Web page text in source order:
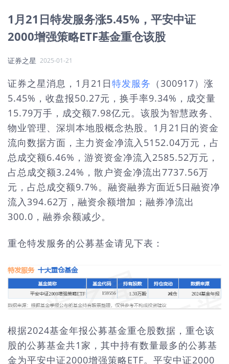
1月21日特发服务涨5.45%，平安中证
2000增强策略ETF基金重仓该股
证券之星 2025-01-21
证券之星消息，1月21日特发服务 （300917）涨
5.45%，收盘报50.27元，换手率9.34%，成交量
15.79万手，成交额7.98亿元。该股为智慧政务、
物业管理、深圳本地股概念热股。1月21日的资金
流向数据方面，主力资金净流入5152.04万元，占
总成交额6.46%，游资资金净流入2585.52万元，
占总成交额3.24%，散户资金净流出7737.56万
元，占总成交额9.7%。融资融券方面近5日融资净
流入394.62万，融资余额增加；融券净流出
300.0，融券余额减少。
重仓特发服务的公募基金请见下表：
根据2024基金年报公募基金重仓股数据，重仓该
股的公募基金共1家，其中持有数量最多的公募基
金为平安中证2000增强策略ETF。平安中证2000